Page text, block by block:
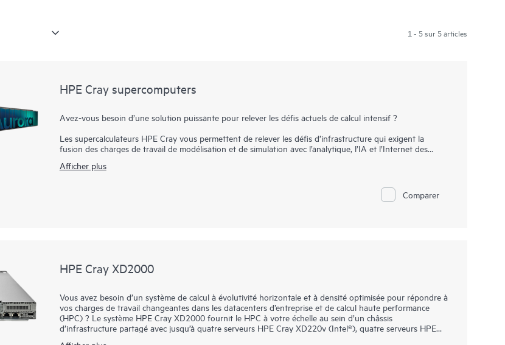
1 - 5 sur 5 articles
HPE Cray supercomputers
Avez-vous besoin d’une solution puissante pour relever les défis actuels de calcul intensif ?
Les supercalculateurs HPE Cray vous permettent de relever les défis d’infrastructure qui exigent la
fusion des charges de travail de modélisation et de simulation avec l’analytique, l’IA et l’Internet des
de calcul haute performance actuels doivent pouvoir traiter ces charges de travail massives convergées,
Compte tenu de l’impératif de naviguer dans des charges de travail de plus en plus diverses et
fournissent une solution flexible pour des dizaines, voire des centaines, de milliers de nœuds, et
garantissent des performances homogènes, prévisibles et fiables, facilitant une productivité élevée sur
Afficher plus
Comparer
HPE Cray XD2000
Vous avez besoin d’un système de calcul à évolutivité horizontale et à densité optimisée pour répondre à
vos charges de travail changeantes dans les datacenters d’entreprise et de calcul haute performance
(HPC) ? Le système HPE Cray XD2000 fournit le HPC à votre échelle au sein d’un châssis
d’infrastructure partagé avec jusqu’à quatre serveurs HPE Cray XD220v (Intel®), quatre serveurs HPE